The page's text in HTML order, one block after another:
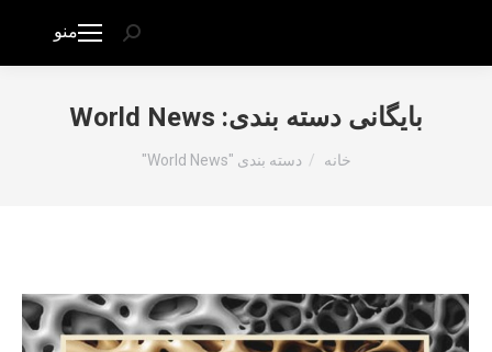
منو جستجو:
بایگانی دسته بندی: World News
شما اینجا هستید:
خانه دسته بندی "World News"